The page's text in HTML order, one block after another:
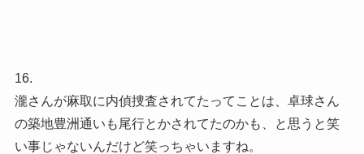
16.
瀧さんが麻取に内偵捜査されてたってことは、卓球さん
の築地豊洲通いも尾行とかされてたのかも、と思うと笑
い事じゃないんだけど笑っちゃいますね。